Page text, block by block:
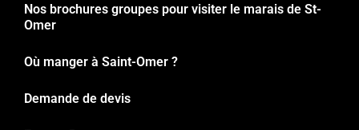
Nos brochures groupes pour visiter le marais de St-
Omer
Où manger à Saint-Omer ?
Demande de devis